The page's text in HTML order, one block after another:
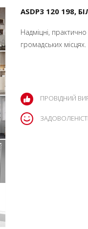
ASDP3 120 198,
Надміцні,
громадських
ПРОВІДНИЙ